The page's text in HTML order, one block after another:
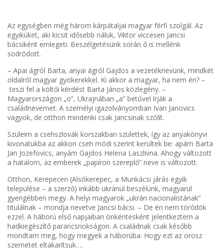
Az egységben még három kárpátaljai magyar férfi szolgál. Az
egyiküket, aki kicsit idősebb náluk, Viktor viccesen Jancsi
bácsiként emlegeti. Beszélgetésünk során ő is mellénk
sodródott.
– Apai ágról Barta, anyai ágról Gajdos a vezetéknevünk, mindkét
oldalról magyar gyökerekkel. Ki akkor a magyar, ha nem én? –
teszi fel a költői kérdést Barta János közlegény. –
Magyarországon „o”, Ukrajnában „a” betűvel írják a
családnevemet. A személyi igazolványomban Ivan Janovics
vagyok, de otthon mindenki csak Jancsinak szólít.
Szüleim a csehszlovák korszakban születtek, így az anyakönyvi
kivonatukba az akkori cseh módi szerint kerültek be: apám Barta
Jan Jozefovics, anyám Gajdos Helena Laszlivna. Ahogy változott
a hatalom, az emberek „papíron szereplő” neve is változott.
Otthon, Kerepecen (Alsókerepec, a Munkácsi járás egyik
települése – a szerző) inkább ukránul beszélünk, magyarul
gyengébben megy. A helyi magyarok „ukrán nacionalistának”
titulálnak – mondja nevetve Jancsi bácsi. – De én nem törődök
ezzel. A háború első napjaiban önkéntesként jelentkeztem a
hadkiegészítő parancsnokságon. A családnak csak később
mondtam meg, hogy megyek a háborúba. Hogy ezt az orosz
szemetet eltakarítsuk….